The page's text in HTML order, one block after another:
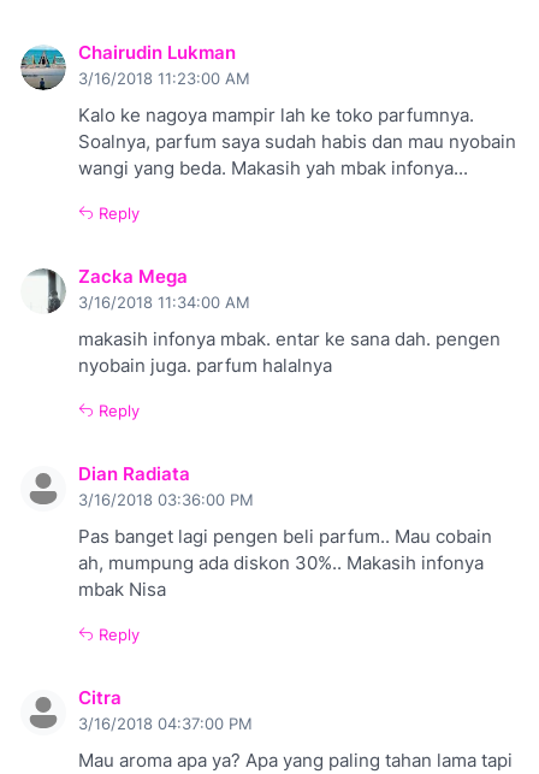
Chairudin Lukman
3/16/2018 11:23:00 AM
Kalo ke nagoya mampir lah ke toko parfumnya.
Soalnya, parfum saya sudah habis dan mau nyobain
wangi yang beda. Makasih yah mbak infonya...
Reply
Zacka Mega
3/16/2018 11:34:00 AM
makasih infonya mbak. entar ke sana dah. pengen
nyobain juga. parfum halalnya
Reply
Dian Radiata
3/16/2018 03:36:00 PM
Pas banget lagi pengen beli parfum.. Mau cobain
ah, mumpung ada diskon 30%.. Makasih infonya
mbak Nisa
Reply
Citra
3/16/2018 04:37:00 PM
Mau aroma apa ya? Apa yang paling tahan lama tapi